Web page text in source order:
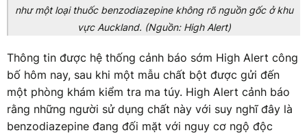
như một loại thuốc benzodiazepine không rõ nguồn gốc ở khu
vực Auckland. (Nguồn: High Alert)
Thông tin được hệ thống cảnh báo sớm High Alert công
bố hôm nay, sau khi một mẫu chất bột được gửi đến
một phòng khám kiểm tra ma túy. High Alert cảnh báo
rằng những người sử dụng chất này với suy nghĩ đây là
benzodiazepine đang đối mặt với nguy cơ ngộ độc